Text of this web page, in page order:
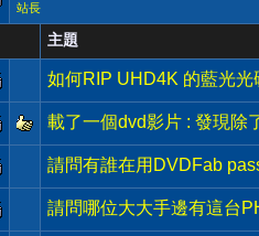
站長
主題
如何RIP UHD4K 的藍光光
載了一個dvd影片 : 發現除
請問有誰在用DVDFab
請問哪位大大手邊有這台